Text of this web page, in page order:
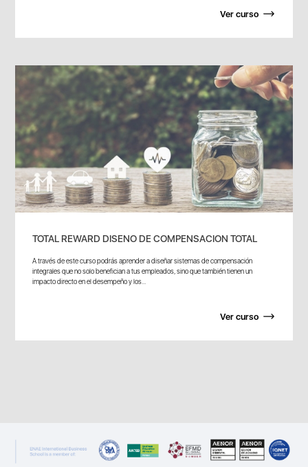
Ver curso
TOTAL REWARD DISENO DE COMPENSACION TOTAL
A través de este curso podrás aprender a diseñar sistemas de compensación
integrales que no solo benefician a tus empleados, sino que también tienen un
impacto directo en el desempeño y los...
Ver curso